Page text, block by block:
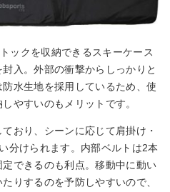
ックを収納できるスキーケース
入。外部の衝撃からしっかりと
水生地を採用しているため、使
やすいのもメリットです。
おり、シーンに応じて肩掛け・
分けられます。内部ベルトは2本
できるのも利点。移動中に動い
りするのを予防しやすいので、